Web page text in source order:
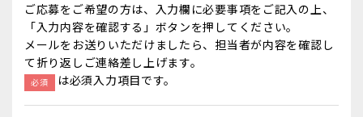
ご応募をご希望の方は、入力欄に必要事項をご記入の上、
「入力内容を確認する」ボタンを押してください。
メールをお送りいただけましたら、担当者が内容を確認し
て折り返しご連絡差し上げます。
必須 は必須入力項目です。